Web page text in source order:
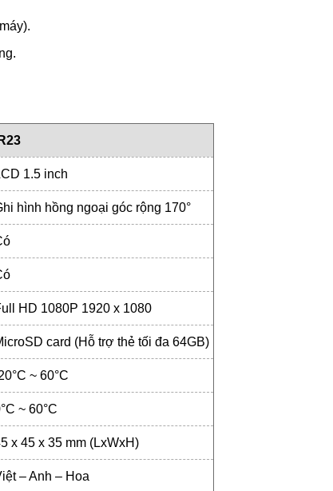
IR23
1.5 inch
hình hồng ngoại góc rộng 170°
HD 1080P 1920 x 1080
card (Hỗ trợ thẻ tối đa 64GB)
~ 60°C
~ 60°C
x 45 x 35 mm (LxWxH)
– Anh – Hoa